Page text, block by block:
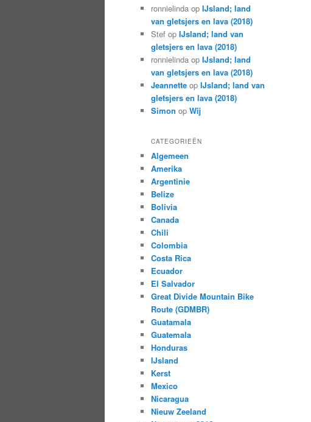
ronnielinda op IJsland; land
van gletsjers en lava (2018)
Stef op IJsland; land van
gletsjers en lava (2018)
ronnielinda op IJsland; land
van gletsjers en lava (2018)
Jeannette op IJsland; land van
gletsjers en lava (2018)
Simon op Wij
CATEGORIEËN
Algemeen
Amerika
Argentinie
Belize
Bolivia
Canada
Chili
Colombia
Costa Rica
Ecuador
El Salvador
Great Divide Mountain Bike
Route (GDMBR)
Guatamala
Guatemala
Honduras
IJsland
Kerst
Mexico
Nicaragua
Nieuw Zeeland